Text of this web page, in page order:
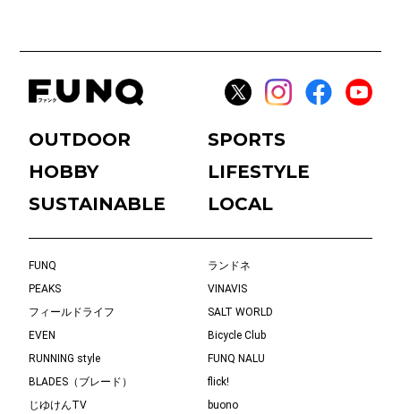
OUTDOOR
SPORTS
HOBBY
LIFESTYLE
SUSTAINABLE
LOCAL
FUNQ
ランドネ
PEAKS
VINAVIS
フィールドライフ
SALT WORLD
EVEN
Bicycle Club
RUNNING style
FUNQ NALU
BLADES（ブレード）
flick!
じゆけんTV
buono